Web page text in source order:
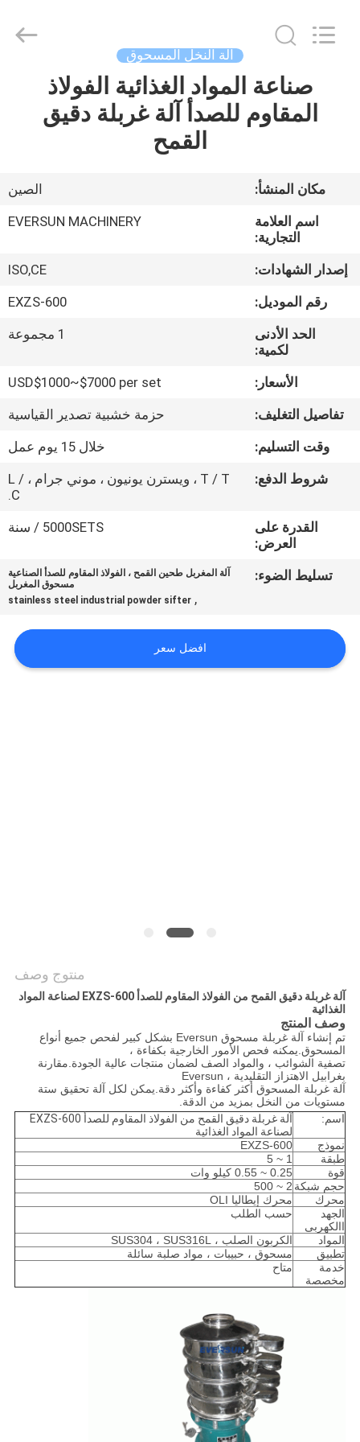
مسكن
عرض
الواقع
الافتراضي
معلومات
في
المعمل
مراقبة
اطلب
اقتباس
آلة النخل المسحوق
صناعة المواد الغذائية الفولاذ
المقاوم للصدأ آلة غربلة دقيق
القمح
مكان المنشأ:
الصين
اسم العلامة
التجارية:
EVERSUN MACHINERY
إصدار الشهادات:
ISO,CE
رقم الموديل:
EXZS-600
الحد الأدنى
لكمية:
1 مجموعة
الأسعار:
USD$1000~$7000 per set
تفاصيل التغليف:
حزمة خشبية تصدير القياسية
وقت التسليم:
خلال 15 يوم عمل
شروط الدفع:
T / T ، ويسترن يونيون ، موني جرام ، L /
C.
القدرة على
العرض:
5000SETS / سنة
تسليط الضوء:
آلة المغربل طحين القمح ، الفولاذ المقاوم للصدأ الصناعية
مسحوق المغربل
,
stainless steel industrial powder sifter
افضل سعر
منتوج وصف
آلة غربلة دقيق القمح من الفولاذ المقاوم للصدأ EXZS-600 لصناعة المواد
الغذائية
وصف المنتج
تم إنشاء آلة غربلة مسحوق Eversun بشكل كبير لفحص جميع أنواع
المسحوق.يمكنه فحص الأمور الخارجية بكفاءة ،
تصفية الشوائب ، والمواد الصف لضمان منتجات عالية الجودة.مقارنة
بغرابيل الاهتزاز التقليدية ، Eversun
آلة غربلة المسحوق أكثر كفاءة وأكثر دقة.يمكن لكل آلة تحقيق ستة
مستويات من النخل بمزيد من الدقة.
اسم:
آلة غربلة دقيق القمح من الفولاذ المقاوم للصدأ EXZS-600
لصناعة المواد الغذائية
نموذج
EXZS-600
طبقة
1 ~ 5
قوة
0.25 ~ 0.55 كيلو وات
حجم شبكة 2 ~ 500
محرك
محرك إيطاليا OLI
الجهد
االكهربى
حسب الطلب
المواد
الكربون الصلب ، SUS304 ، SUS316L
تطبيق
مسحوق ، حبيبات ، مواد صلبة سائلة
خدمة
مخصصة
متاح